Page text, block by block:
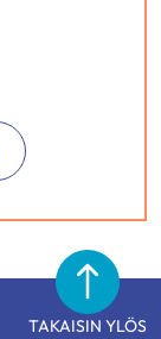
TAKAISIN YLÖS